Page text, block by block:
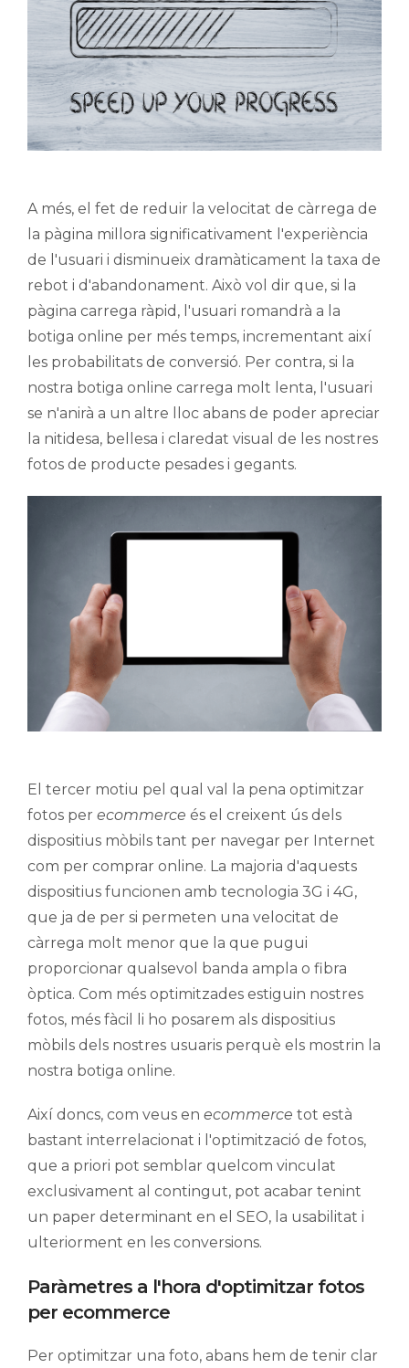
A més, el fet de reduir la velocitat de càrrega de
la pàgina millora significativament l'experiència
de l'usuari i disminueix dramàticament la taxa de
rebot i d'abandonament. Això vol dir que, si la
pàgina carrega ràpid, l'usuari romandrà a la
botiga online per més temps, incrementant així
les probabilitats de conversió. Per contra, si la
nostra botiga online carrega molt lenta, l'usuari
se n'anirà a un altre lloc abans de poder apreciar
la nitidesa, bellesa i claredat visual de les nostres
fotos de producte pesades i gegants.
El tercer motiu pel qual val la pena optimitzar
fotos per ecommerce és el creixent ús dels
dispositius mòbils tant per navegar per Internet
com per comprar online. La majoria d'aquests
dispositius funcionen amb tecnologia 3G i 4G,
que ja de per si permeten una velocitat de
càrrega molt menor que la que pugui
proporcionar qualsevol banda ampla o fibra
òptica. Com més optimitzades estiguin nostres
fotos, més fàcil li ho posarem als dispositius
mòbils dels nostres usuaris perquè els mostrin la
nostra botiga online.
Així doncs, com veus en ecommerce tot està
bastant interrelacionat i l'optimització de fotos,
que a priori pot semblar quelcom vinculat
exclusivament al contingut, pot acabar tenint
un paper determinant en el SEO, la usabilitat i
ulteriorment en les conversions.
Paràmetres a l'hora d'optimitzar fotos
per ecommerce
Per optimitzar una foto, abans hem de tenir clar